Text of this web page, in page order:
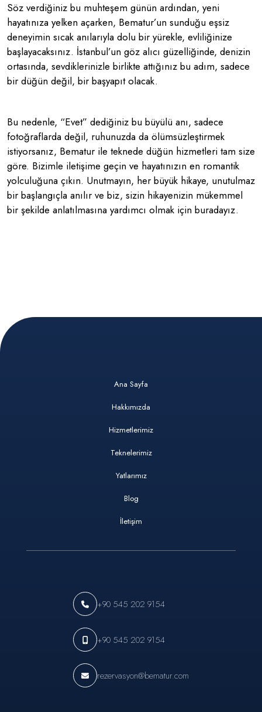
Söz verdiğiniz bu muhteşem günün ardından, yeni
hayatınıza yelken açarken, Bematur’un sunduğu eşsiz
deneyimin sıcak anılarıyla dolu bir yürekle, evliliğinize
başlayacaksınız. İstanbul’un göz alıcı güzelliğinde, denizin
ortasında, sevdiklerinizle birlikte attığınız bu adım, sadece
bir düğün değil, bir başyapıt olacak.
Bu nedenle, “Evet” dediğiniz bu büyülü anı, sadece
fotoğraflarda değil, ruhunuzda da ölümsüzleştirmek
istiyorsanız, Bematur ile teknede düğün hizmetleri tam size
göre. Bizimle iletişime geçin ve hayatınızın en romantik
yolculuğuna çıkın. Unutmayın, her büyük hikaye, unutulmaz
bir başlangıçla anılır ve biz, sizin hikayenizin mükemmel
bir şekilde anlatılmasına yardımcı olmak için buradayız.
Ana Sayfa
Hakkımızda
Hizmetlerimiz
Teknelerimiz
Yatlarımız
Blog
İletişim
+90 545 202 9154
+90 545 202 9154
rezervasyon@bematur.com